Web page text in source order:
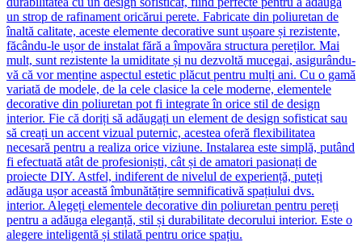
un strop de rafinament oricărui perete. Fabricate din poliuretan de
înaltă calitate, aceste elemente decorative sunt ușoare și rezistente,
făcându-le ușor de instalat fără a împovăra structura pereților. Mai
mult, sunt rezistente la umiditate și nu dezvoltă mucegai, asigurându-
vă că vor menține aspectul estetic plăcut pentru mulți ani. Cu o gamă
variată de modele, de la cele clasice la cele moderne, elementele
decorative din poliuretan pot fi integrate în orice stil de design
interior. Fie că doriți să adăugați un element de design sofisticat sau
să creați un accent vizual puternic, acestea oferă flexibilitatea
necesară pentru a realiza orice viziune. Instalarea este simplă, putând
fi efectuată atât de profesioniști, cât și de amatori pasionați de
proiecte DIY. Astfel, indiferent de nivelul de experiență, puteți
adăuga ușor această îmbunătățire semnificativă spațiului dvs.
interior. Alegeți elementele decorative din poliuretan pentru pereți
pentru a adăuga eleganță, stil și durabilitate decorului interior. Este o
alegere inteligentă și stilată pentru orice spațiu.